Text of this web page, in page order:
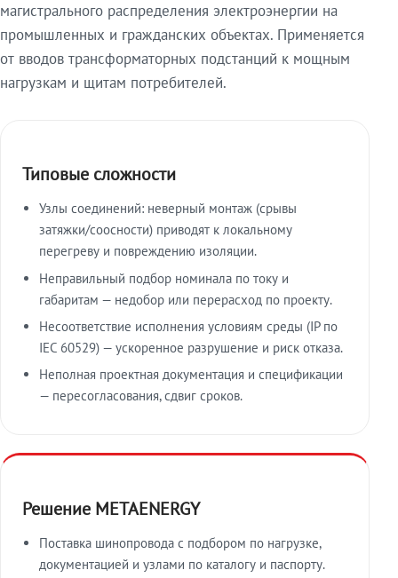
магистрального распределения электроэнергии на
промышленных и гражданских объектах. Применяется
от вводов трансформаторных подстанций к мощным
нагрузкам и щитам потребителей.
Типовые сложности
Узлы соединений: неверный монтаж (срывы
затяжки/соосности) приводят к локальному
перегреву и повреждению изоляции.
Неправильный подбор номинала по току и
габаритам — недобор или перерасход по проекту.
Несоответствие исполнения условиям среды (IP по
IEC 60529) — ускоренное разрушение и риск отказа.
Неполная проектная документация и спецификации
— пересогласования, сдвиг сроков.
Решение METAENERGY
Поставка шинопровода с подбором по нагрузке,
документацией и узлами по каталогу и паспорту.